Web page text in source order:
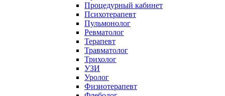
Процедурный кабинет
Психотерапевт
Пульмонолог
Ревматолог
Терапевт
Травматолог
Трихолог
УЗИ
Уролог
Физиотерапевт